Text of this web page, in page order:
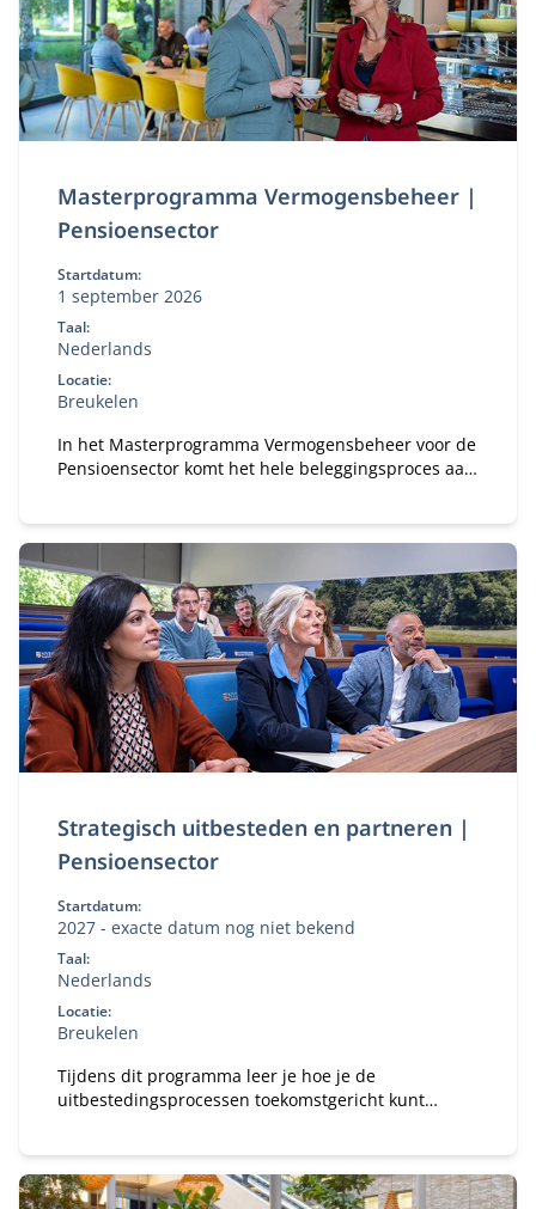
Masterprogramma Vermogensbeheer |
Pensioensector
Startdatum:
1 september 2026
Taal:
Nederlands
Locatie:
Breukelen
In het Masterprogramma Vermogensbeheer voor de
Pensioensector komt het hele beleggingsproces aan
dilemma’s, leer je van experts én collega-
bestuurders en vertaal je dit direct naar het beleid
van jouw fonds
Strategisch uitbesteden en partneren |
Pensioensector
Startdatum:
2027 - exacte datum nog niet bekend
Taal:
Nederlands
Locatie:
Breukelen
Tijdens dit programma leer je hoe je de
uitbestedingsprocessen toekomstgericht kunt
uitdagingen. Zo krijg je inzicht én handvatten om de
strategische koers van jouw pensioenorganisatie te